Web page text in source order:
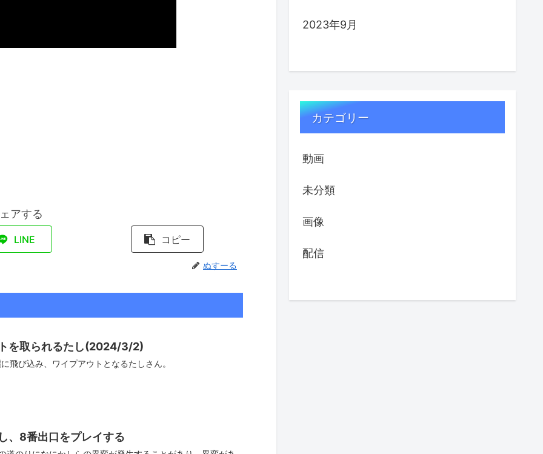
アする
LINE コピー
ぬすーる
を取られるたし(2024/3/2)
飛び込み、ワイプアウトとなるたしさん。
、8番出口をプレイする
2023年9月
カテゴリー
動画
未分類
画像
配信